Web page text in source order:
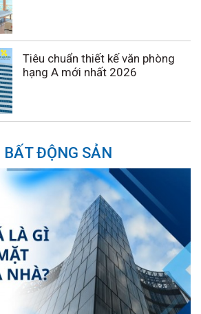
Tiêu chuẩn thiết kế văn phòng
hạng A mới nhất 2026
ĐỘNG SẢN